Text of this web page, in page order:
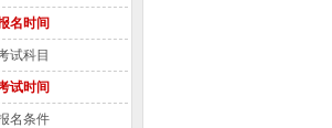
名时间
试科目
试时间
名条件